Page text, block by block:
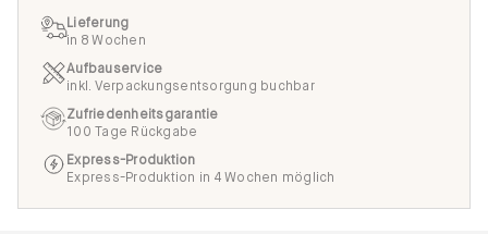
Lieferung
in 8 Wochen
Aufbauservice
inkl. Verpackungsentsorgung buchbar
Zufriedenheitsgarantie
100 Tage Rückgabe
Express-Produktion
Express-Produktion in 4 Wochen möglich